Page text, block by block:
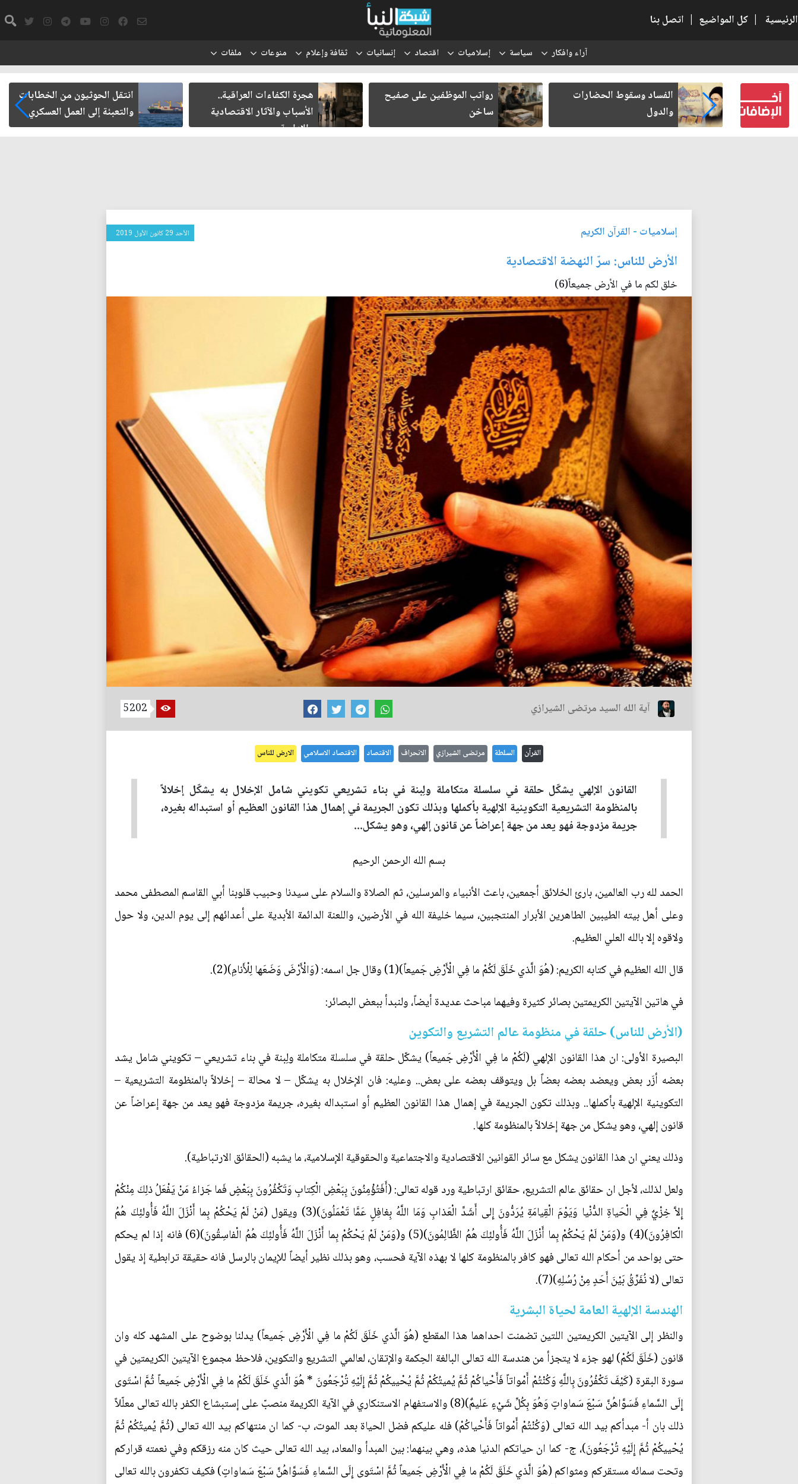
الرئيسية | كل المواضيع | اتصل بنا
آراء وافكار سياسة إسلاميات اقتصاد إنسانيات ثقافة وإعلام منوعات ملفات
كتب لنفسه
الفساد وسقوط الحضارات
والدول
رواتب الموظفين على صفيح
ساخن
هجرة الكفاءات العراقية..
الأسباب والآثار الاقتصادية
والإدارية
انتقل الحوثيون من الخطابات
والتعبئة إلى العمل العسكري
إسلاميات - القرآن الكريم الأحد 29 كانون الأول 2019
الأرض للناس: سرّ النهضة الاقتصادية
خلق لكم ما في الأرض جميعاً(6)
آية الله السيد مرتضى الشيرازي 5202
القرآن السلطة مرتضى الشيرازي الانحراف الاقتصاد الاقتصاد الاسلامي الارض للناس
القانون الإلهي يشكّل حلقة في سلسلة متكاملة ولِبنة في بناء تشريعي تكويني شامل الإخلال به يشكّل إخلالاً
بالمنظومة التشريعية التكوينية الإلهية بأكملها وبذلك تكون الجريمة في إهمال هذا القانون العظيم أو استبداله بغيره،
جريمة مزدوجة فهو يعد من جهة إعراضاً عن قانون إلهي، وهو يشكل...
بسم الله الرحمن الرحيم
الحمد لله رب العالمين، بارئ الخلائق أجمعين، باعث الأنبياء والمرسلين، ثم الصلاة والسلام على سيدنا وحبيب قلوبنا أبي القاسم المصطفى محمد
وعلى أهل بيته الطيبين الطاهرين الأبرار المنتجبين، سيما خليفة الله في الأرضين، واللعنة الدائمة الأبدية على أعدائهم إلى يوم الدين، ولا حول
ولاقوه إلا بالله العلي العظيم.
قال الله العظيم في كتابه الكريم: (هُوَ الَّذي خَلَقَ لَكُمْ ما فِي الْأَرْضِ جَميعاً)(1) وقال جل اسمه: (وَالْأَرْضَ وَضَعَها لِلْأَنامِ)(2).
في هاتين الآيتين الكريمتين بصائر كثيرة وفيهما مباحث عديدة أيضاً، ولنبدأ ببعض البصائر:
(الأرض للناس) حلقة في منظومة عالم التشريع والتكوين
البصيرة الأولى: ان هذا القانون الإلهي (لَكُمْ ما فِي الْأَرْضِ جَميعاً) يشكّل حلقة في سلسلة متكاملة ولِبنة في بناء تشريعي – تكويني شامل يشد
بعضه أزَر بعض ويعضد بعضه بعضاً بل ويتوقف بعضه على بعض.. وعليه: فان الإخلال به يشكّل – لا محالة – إخلالاً بالمنظومة التشريعية –
التكوينية الإلهية بأكملها.. وبذلك تكون الجريمة في إهمال هذا القانون العظيم أو استبداله بغيره، جريمة مزدوجة فهو يعد من جهة إعراضاً عن
قانون إلهي، وهو يشكل من جهة إخلالاً بالمنظومة كلها.
وذلك يعني ان هذا القانون يشكل مع سائر القوانين الاقتصادية والاجتماعية والحقوقية الإسلامية، ما يشبه (الحقائق الارتباطية).
ولعل لذلك، لأجل ان حقائق عالم التشريع، حقائق ارتباطية ورد قوله تعالى: (أَفَتُؤْمِنُونَ بِبَعْضِ الْكِتابِ وَتَكْفُرُونَ بِبَعْضٍ فَما جَزاءُ مَنْ يَفْعَلُ ذلِكَ مِنْكُمْ
إِلاَّ خِزْيٌ فِي الْحَياةِ الدُّنْيا وَيَوْمَ الْقِيامَةِ يُرَدُّونَ إِلى‏ أَشَدِّ الْعَذابِ وَمَا اللَّهُ بِغافِلٍ عَمَّا تَعْمَلُونَ)(3) ويقول (مَنْ لَمْ يَحْكُمْ بِما أَنْزَلَ اللَّهُ فَأُولئِكَ هُمُ
الْكافِرُونَ)(4) و(وَمَنْ لَمْ يَحْكُمْ بِما أَنْزَلَ اللَّهُ فَأُولئِكَ هُمُ الظَّالِمُونَ)(5) و(وَمَنْ لَمْ يَحْكُمْ بِما أَنْزَلَ اللَّهُ فَأُولئِكَ هُمُ الْفاسِقُونَ)(6) فانه إذا لم يحكم
حتى بواحد من أحكام الله تعالى فهو كافر بالمنظومة كلها لا بهذه الآية فحسب، وهو بذلك نظير أيضاً للإيمان بالرسل فانه حقيقة ترابطية إذ يقول
تعالى (لا نُفَرِّقُ بَيْنَ أَحَدٍ مِنْ رُسُلِهِ)(7).
الهندسة الإلهية العامة لحياة البشرية
والنظر إلى الآيتين الكريمتين اللتين تضمنت احداهما هذا المقطع (هُوَ الَّذي خَلَقَ لَكُمْ ما فِي الْأَرْضِ جَميعاً) يدلنا بوضوح على المشهد كله وان
قانون (خَلَقَ لَكُمْ) لهو جزء لا يتجزأ من هندسة الله تعالى البالغة الحِكمة والإتقان، لعالمي التشريع والتكوين، فلاحظ مجموع الآيتين الكريمتين في
سورة البقرة (كَيْفَ تَكْفُرُونَ بِاللَّهِ وَكُنْتُمْ أَمْواتاً فَأَحْياكُمْ ثُمَّ يُميتُكُمْ ثُمَّ يُحْييكُمْ ثُمَّ إِلَيْهِ تُرْجَعُونَ * هُوَ الَّذي خَلَقَ لَكُمْ ما فِي الْأَرْضِ جَميعاً ثُمَّ اسْتَوى‏
إِلَى السَّماءِ فَسَوَّاهُنَّ سَبْعَ سَماواتٍ وَهُوَ بِكُلِّ شَيْ‏ءٍ عَليمٌ)(8) والاستفهام الاستنكاري في الآية الكريمة منصبّ على إستبشاع الكفر بالله تعالى معلّلاً
ذلك بان أ- مبدأكم بيد الله تعالى (وَكُنْتُمْ أَمْواتاً فَأَحْياكُمْ) فله عليكم فضل الحياة بعد الموت، ب- كما ان منتهاكم بيد الله تعالى (ثُمَّ يُميتُكُمْ ثُمَّ
يُحْييكُمْ ثُمَّ إِلَيْهِ تُرْجَعُونَ)، ج- كما ان حياتكم الدنيا هذه، وهي بينهما: بين المبدأ والمعاد، بيد الله تعالى حيث كان منه رزقكم وفي نعمته قراركم
وتحت سمائه مستقركم ومثواكم (هُوَ الَّذي خَلَقَ لَكُمْ ما فِي الْأَرْضِ جَميعاً ثُمَّ اسْتَوى‏ إِلَى السَّماءِ فَسَوَّاهُنَّ سَبْعَ سَماواتٍ) فكيف تكفرون بالله تعالى